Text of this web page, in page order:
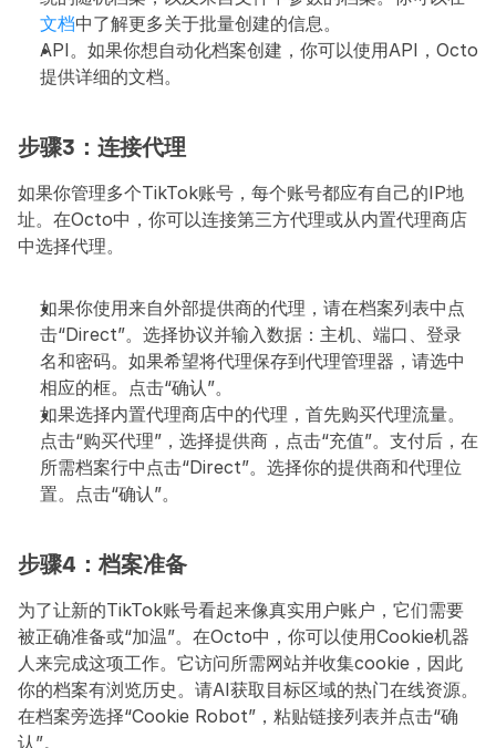
文档中了解更多关于批量创建的信息。
API。如果你想自动化档案创建，你可以使用API，Octo
提供详细的文档。
步骤3：连接代理
如果你管理多个TikTok账号，每个账号都应有自己的IP地
址。在Octo中，你可以连接第三方代理或从内置代理商店
中选择代理。
如果你使用来自外部提供商的代理，请在档案列表中点
击“Direct”。选择协议并输入数据：主机、端口、登录
名和密码。如果希望将代理保存到代理管理器，请选中
相应的框。点击“确认”。
如果选择内置代理商店中的代理，首先购买代理流量。
点击“购买代理”，选择提供商，点击“充值”。支付后，在
所需档案行中点击“Direct”。选择你的提供商和代理位
置。点击“确认”。
步骤4：档案准备
为了让新的TikTok账号看起来像真实用户账户，它们需要
被正确准备或“加温”。在Octo中，你可以使用Cookie机器
人来完成这项工作。它访问所需网站并收集cookie，因此
你的档案有浏览历史。请AI获取目标区域的热门在线资源。
在档案旁选择“Cookie Robot”，粘贴链接列表并点击“确
认”。